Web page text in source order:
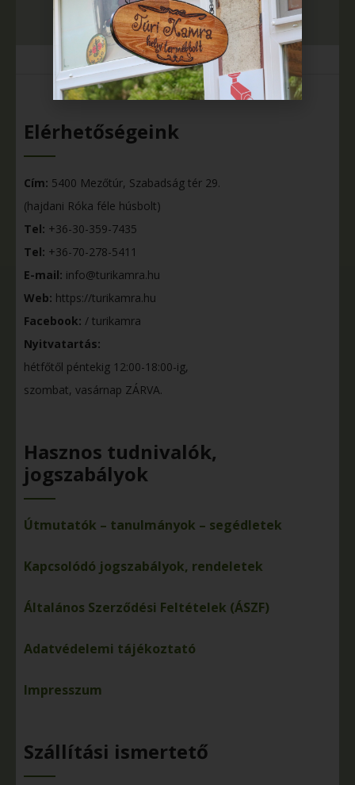
Elérhetőségeink
Cím: 5400 Mezőtúr, Szabadság tér 29.
(hajdani Róka féle húsbolt)
Tel: +36-30-359-7435
Tel: +36-70-278-5411
E-mail: info@turikamra.hu
Web: https://turikamra.hu
Facebook: / turikamra
Nyitvatartás:
hétfőtől péntekig 12:00-18:00-ig,
szombat, vasárnap ZÁRVA.
Hasznos tudnivalók,
jogszabályok
Útmutatók – tanulmányok – segédletek
Kapcsolódó jogszabályok, rendeletek
Általános Szerződési Feltételek (ÁSZF)
Adatvédelemi tájékoztató
Impresszum
Szállítási ismertető